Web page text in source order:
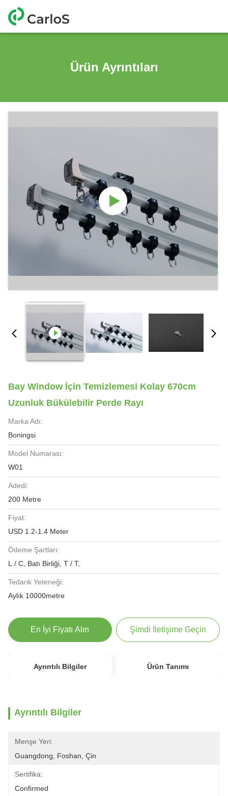
Ürün Ayrıntıları
Bay Window İçin Temizlemesi Kolay 670cm
Uzunluk Bükülebilir Perde Rayı
Marka Adı:
Boningsi
Model Numarası:
W01
Adedi:
200 Metre
Fiyat:
USD 1.2-1.4 Meter
Ödeme Şartları:
L / C, Batı Birliği, T / T,
Tedarik Yeteneği:
Aylık 10000metre
En İyi Fiyatı Alın Şimdi Iletişime Geçin
Ayrıntılı Bilgiler Ürün Tanımı
Ayrıntılı Bilgiler
Menşe Yeri:
Guangdong, Foshan, Çin
Sertifika:
Confirmed